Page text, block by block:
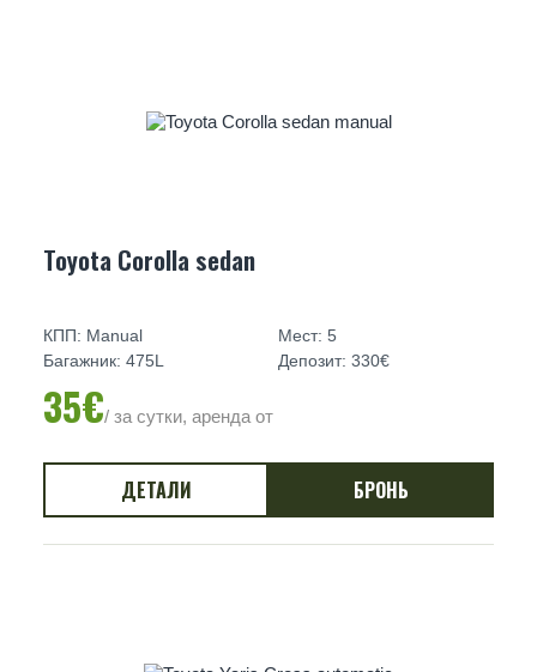
Toyota Corolla sedan
КПП: Manual
Мест: 5
Багажник: 475L
Депозит: 330€
35€/ за сутки, аренда от
ДЕТАЛИ БРОНЬ